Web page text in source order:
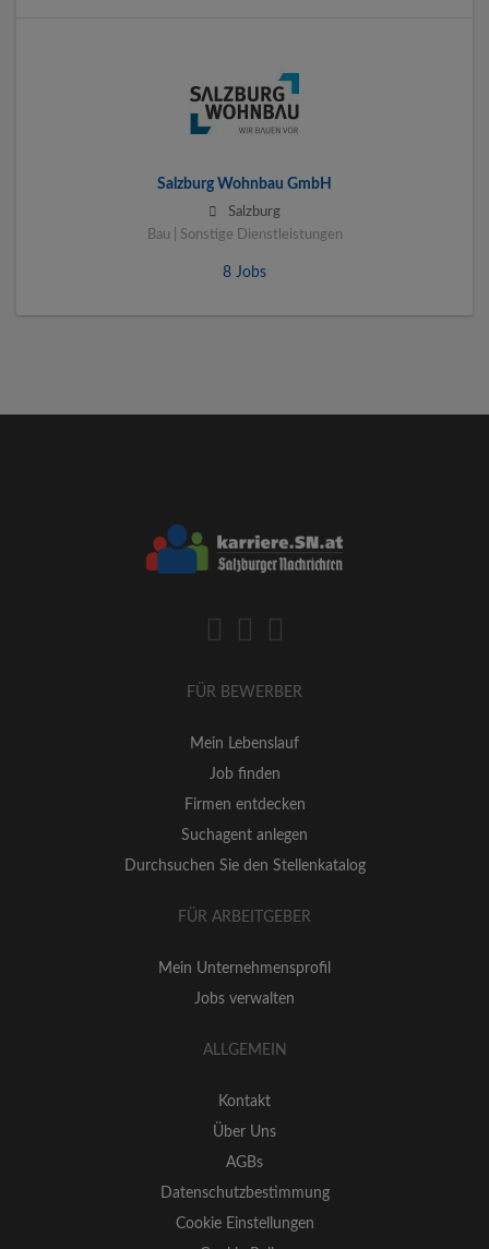
Salzburg Wohnbau GmbH
Salzburg
Bau | Sonstige Dienstleistungen
8 Jobs
FÜR BEWERBER
Mein Lebenslauf
Job finden
Firmen entdecken
Suchagent anlegen
Durchsuchen Sie den Stellenkatalog
FÜR ARBEITGEBER
Mein Unternehmensprofil
Jobs verwalten
ALLGEMEIN
Kontakt
Über Uns
AGBs
Datenschutzbestimmung
Cookie Einstellungen